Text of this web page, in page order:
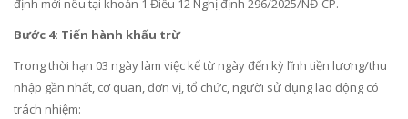
định mới nêu tại khoản 1 Điều 12 Nghị định 296/2025/NĐ-CP.
Bước 4: Tiến hành khấu trừ
Trong thời hạn 03 ngày làm việc kể từ ngày đến kỳ lĩnh tiền lương/thu
nhập gần nhất, cơ quan, đơn vị, tổ chức, người sử dụng lao động có
trách nhiệm: